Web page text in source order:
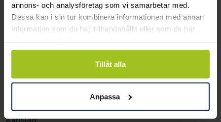
annons- och analysföretag som vi samarbetar med.
Dessa kan i sin tur kombinera informationen med annan
information som du har tillhandahållit eller som de har
Tillåt alla
Anpassa
Halmstad
Halmstad Hallarna
Haninge
Helsingborg
Jönköping
Karlstad